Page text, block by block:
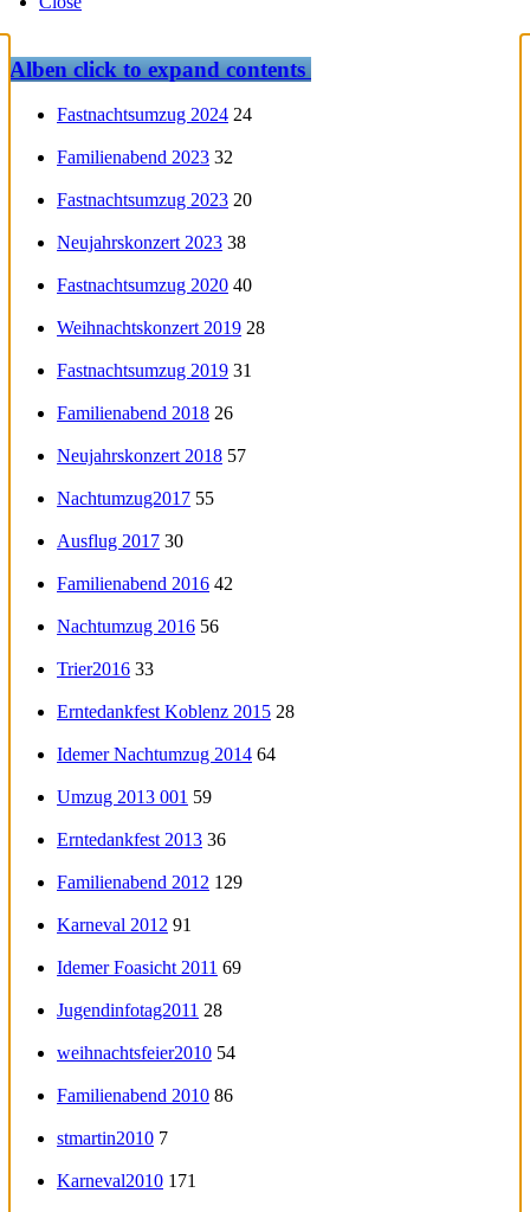
Albenclick to expand contents
Fastnachtsumzug 2024 24
Familienabend 2023 32
Fastnachtsumzug 2023 20
Neujahrskonzert 2023 38
Fastnachtsumzug 2020 40
Weihnachtskonzert 2019 28
Fastnachtsumzug 2019 31
Familienabend 2018 26
Neujahrskonzert 2018 57
Nachtumzug2017 55
Ausflug 2017 30
Familienabend 2016 42
Nachtumzug 2016 56
Trier2016 33
Erntedankfest Koblenz 2015 28
Idemer Nachtumzug 2014 64
Umzug 2013 001 59
Erntedankfest 2013 36
Familienabend 2012 129
Karneval 2012 91
Idemer Foasicht 2011 69
Jugendinfotag2011 28
weihnachtsfeier2010 54
Familienabend 2010 86
stmartin2010 7
Karneval2010 171